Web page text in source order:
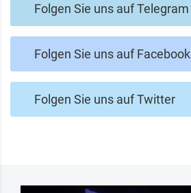
Folgen Sie uns auf Telegram
Folgen Sie uns auf Facebook
Folgen Sie uns auf Twitter